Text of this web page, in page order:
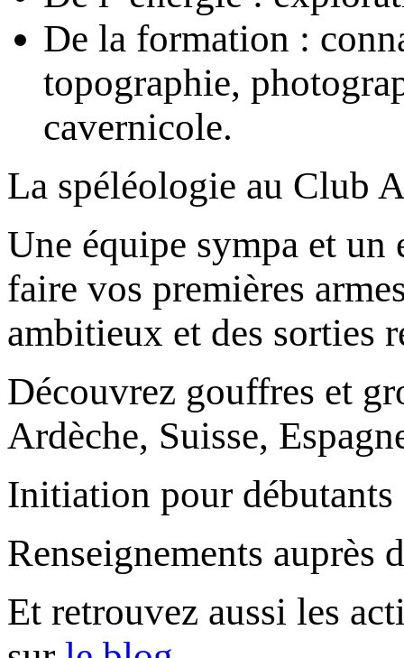
De la formation :
topographie,
cavernicole.
La spéléologie au Club
Une équipe sympa et un
faire vos premières
ambitieux et des sorties
Découvrez gouffres et
Ardèche, Suisse,
Initiation pour
Renseignements auprès
Et retrouvez aussi les